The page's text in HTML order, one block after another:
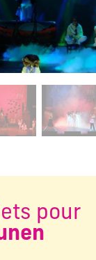
actuelle de ce
pour